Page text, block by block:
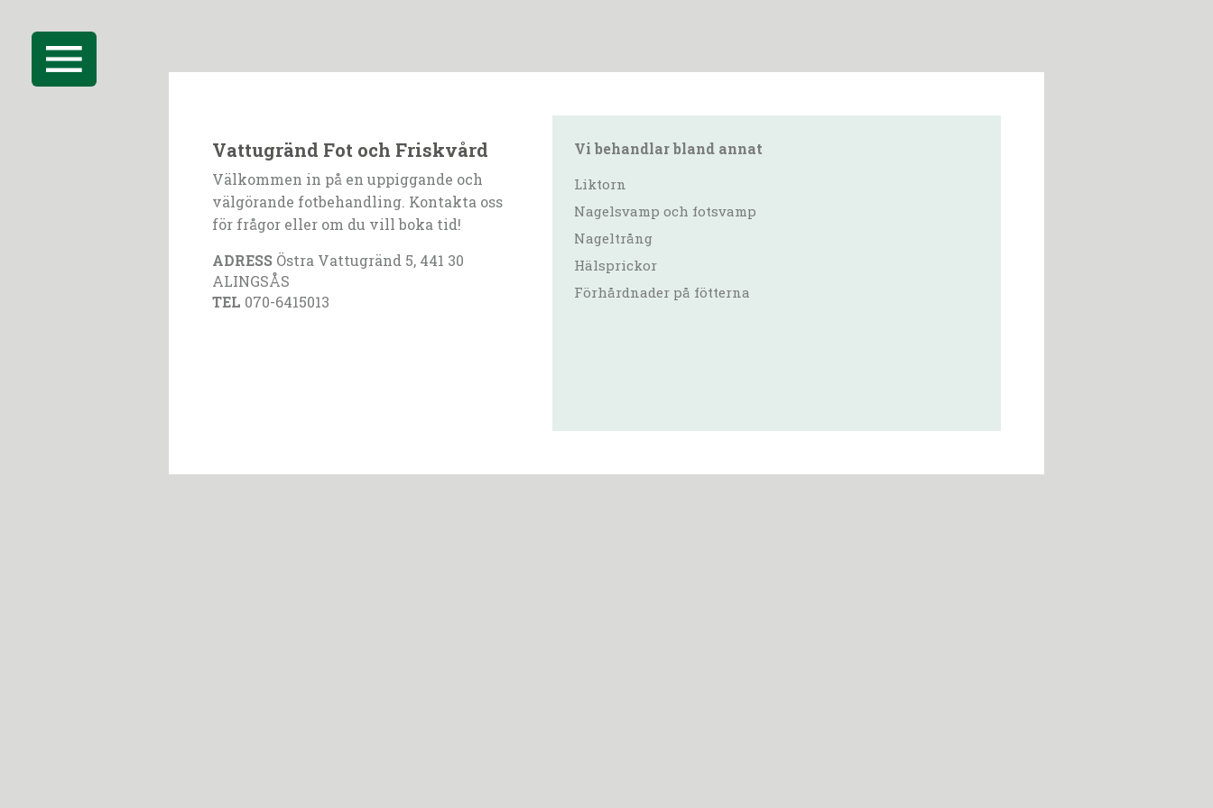
Vattugränd Fot och Friskvård
Välkommen in på en uppiggande och
välgörande fotbehandling. Kontakta oss
för frågor eller om du vill boka tid!
ADRESS Östra Vattugränd 5, 441 30
ALINGSÅS
TEL 070-6415013
Vi behandlar bland annat
Liktorn
Nagelsvamp och fotsvamp
Nageltrång
Hälsprickor
Förhårdnader på fötterna